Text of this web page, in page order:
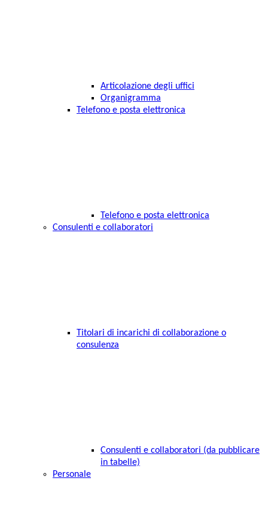
Articolazione degli uffici
Organigramma
Telefono e posta elettronica
Telefono e posta elettronica
Consulenti e collaboratori
Titolari di incarichi di collaborazione o
consulenza
Consulenti e collaboratori (da pubblicare
in tabelle)
Personale